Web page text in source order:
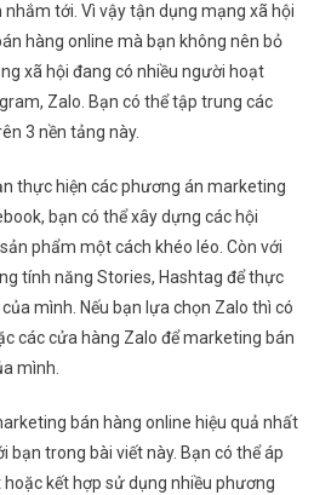
tới. Vì vậy tận dụng mạng xã hội
hàng online mà bạn không nên bỏ
xã hội đang có nhiều người hoạt
Zalo. Bạn có thể tập trung các
3 nền tảng này.
thực hiện các phương án marketing
bạn có thể xây dựng các hội
phẩm một cách khéo léo. Còn với
tính năng Stories, Hashtag để thực
mình. Nếu bạn lựa chọn Zalo thì có
các cửa hàng Zalo để marketing bán
mình.
bán hàng online hiệu quả nhất
bạn trong bài viết này. Bạn có thể áp
kết hợp sử dụng nhiều phương